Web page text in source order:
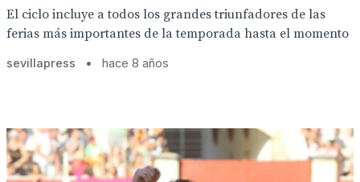
El ciclo incluye a todos los grandes triunfadores de las
ferias más importantes de la temporada hasta el momento
sevillapress • hace 8 años